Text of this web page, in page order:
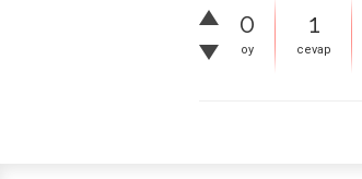
0
oy
1
cevap